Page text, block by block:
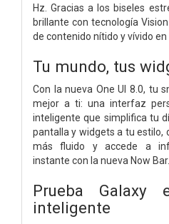
Hz. Gracias a los biseles
brillante con tecnología
de contenido nítido y vívido en
Tu mundo, tus
Con la nueva One UI 8.0, tu
mejor a ti: una interfaz
inteligente que simplifica tu
pantalla y widgets a tu estilo,
más fluido y accede a
instante con la nueva Now Bar.
Prueba Galaxy
inteligente